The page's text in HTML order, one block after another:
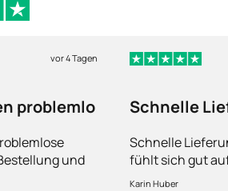
vor 4 Tagen
problemlo
und
Schnelle
Schnelle
fühlt sich gut
Fragen kann
Karin Huber